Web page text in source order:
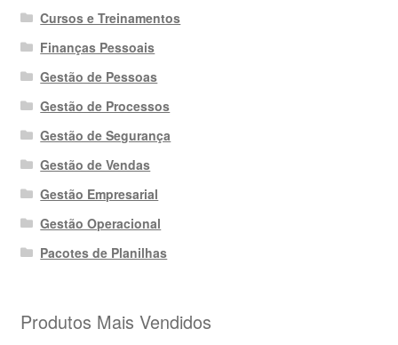
Cursos e Treinamentos
Finanças Pessoais
Gestão de Pessoas
Gestão de Processos
Gestão de Segurança
Gestão de Vendas
Gestão Empresarial
Gestão Operacional
Pacotes de Planilhas
Produtos Mais Vendidos